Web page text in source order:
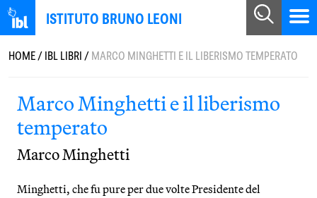
ISTITUTO BRUNO LEONI
HOME/IBL LIBRI/MARCO MINGHETTI E IL LIBERISMO TEMPERATO
Marco Minghetti e il liberismo
temperato
Marco Minghetti
Minghetti, che fu pure per due volte Presidente del